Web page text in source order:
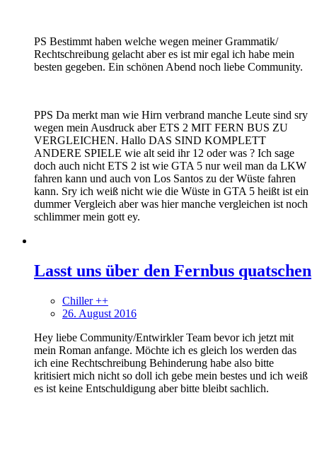
PS Bestimmt haben welche wegen meiner Grammatik/
Rechtschreibung gelacht aber es ist mir egal ich habe mein
besten gegeben. Ein schönen Abend noch liebe Community.
PPS Da merkt man wie Hirn verbrand manche Leute sind sry
wegen mein Ausdruck aber ETS 2 MIT FERN BUS ZU
VERGLEICHEN. Hallo DAS SIND KOMPLETT
ANDERE SPIELE wie alt seid ihr 12 oder was ? Ich sage
doch auch nicht ETS 2 ist wie GTA 5 nur weil man da LKW
fahren kann und auch von Los Santos zu der Wüste fahren
kann. Sry ich weiß nicht wie die Wüste in GTA 5 heißt ist ein
dummer Vergleich aber was hier manche vergleichen ist noch
schlimmer mein gott ey.
Lasst uns über den Fernbus quatschen
Chiller ++
26. August 2016
Hey liebe Community/Entwirkler Team bevor ich jetzt mit
mein Roman anfange. Möchte ich es gleich los werden das
ich eine Rechtschreibung Behinderung habe also bitte
kritisiert mich nicht so doll ich gebe mein bestes und ich weiß
es ist keine Entschuldigung aber bitte bleibt sachlich.